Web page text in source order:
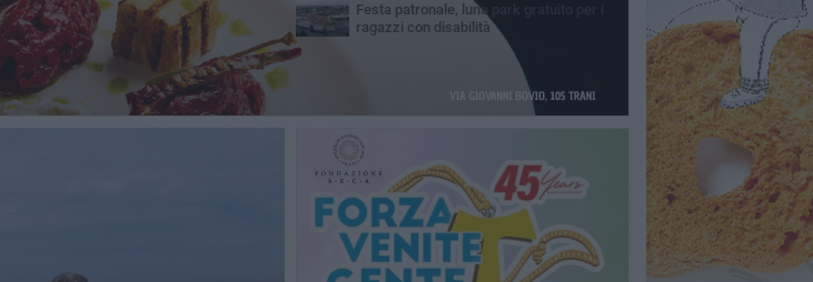
Festa patronale, luna park gratuito per i
ragazzi con disabilità